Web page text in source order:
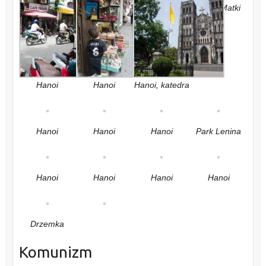
Hanoi Hanoi Hanoi, katedra
Dzień Matki
Hanoi Hanoi Hanoi Park Lenina
Hanoi Hanoi Hanoi Hanoi
Drzemka
Komunizm